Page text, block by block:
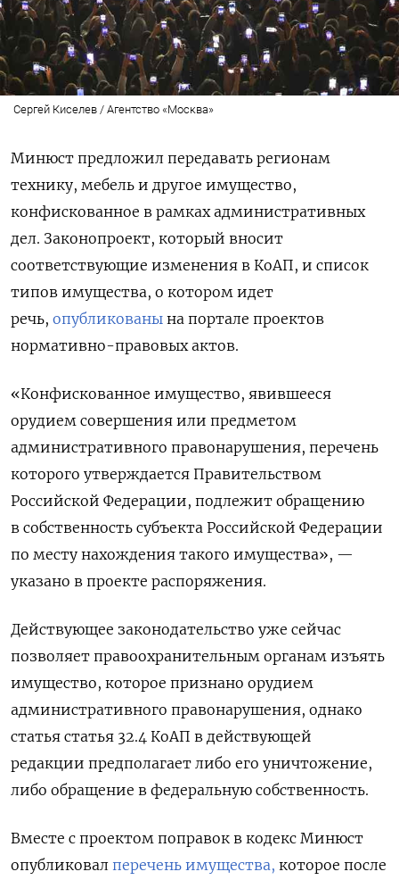
Сергей Киселев / Агентство «Москва»
Минюст предложил передавать регионам
технику, мебель и другое имущество,
конфискованное в рамках административных
дел. Законопроект, который вносит
соответствующие изменения в КоАП, и список
типов имущества, о котором идет
речь, опубликованы на портале проектов
нормативно-правовыхактов.
«Конфискованное имущество, явившееся
орудием совершения или предметом
административного правонарушения, перечень
которого утверждается Правительством
Российской Федерации, подлежит обращению
в собственность субъекта Российской Федерации
по месту нахождения такого имущества», —
указано в проекте распоряжения.
Действующее законодательство уже сейчас
позволяет правоохранительным органам изъять
имущество, которое признано орудием
административного правонарушения, однако
статья статья 32.4 КоАП в действующей
редакции предполагает либо его уничтожение,
либо обращение в федеральную собственность.
Вместе с проектом поправок в кодекс Минюст
опубликовал перечень имущества, которое после